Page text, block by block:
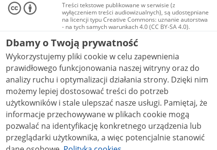
Treści tekstowe publikowane w serwisie (z
wyłączeniem treści audiowizualnych), są udostępniane
na licencji typu Creative Commons: uznanie autorstwa
- na tych samych warunkach 4.0 (CC BY-SA 4.0).
Materiały audiowizualne, w tym zdjęcia, materiały
audio i wideo, są udostępniane na licencji typu
Creative Commons: uznanie autorstwa użycie
niekomercyjne - bez utworów zależnych 4.0 (CC BY-
NC-ND 4.0), o ile nie jest to stwierdzone inaczej.
Dbamy o Twoją prywatność
Wykorzystujemy pliki cookie w celu zapewnienia
prawidłowego funkcjonowania naszej witryny oraz do
analizy ruchu i optymalizacji działania strony. Dzięki nim
możemy lepiej dostosować treści do potrzeb
użytkowników i stale ulepszać nasze usługi. Pamiętaj, że
informacje przechowywane w plikach cookie mogą
pozwalać na identyfikację konkretnego urządzenia lub
przeglądarki użytkownika, a więc potencjalnie stanowić